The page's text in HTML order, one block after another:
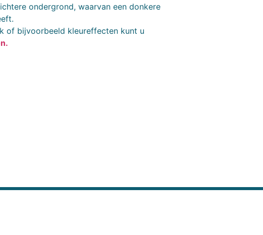
ondergrond, waarvan een donkere
of bijvoorbeeld kleureffecten kunt u